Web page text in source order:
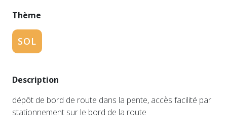
Thème
SOL
Description
dépôt de bord de route dans la pente, accès facilité par
stationnement sur le bord de la route